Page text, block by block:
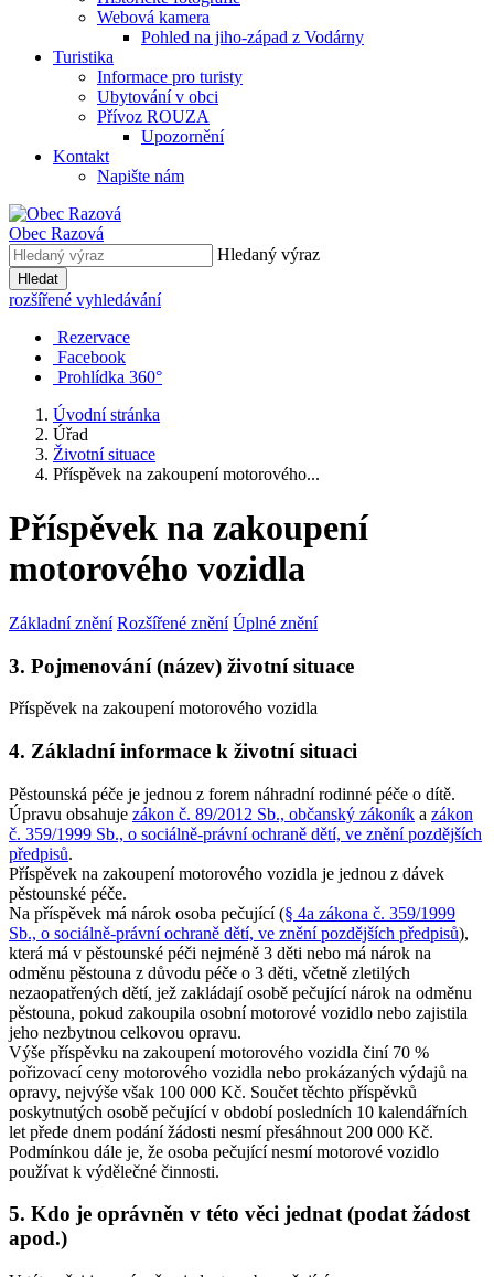
Webová kamera
Pohled na jiho-západ z Vodárny
Turistika
Informace pro turisty
Ubytování v obci
Přívoz ROUZA
Upozornění
Kontakt
Napište nám
Obec Razová
Hledaný výraz
Hledat
rozšířené vyhledávání
Rezervace
Facebook
Prohlídka 360°
Úvodní stránka
Úřad
Životní situace
Příspěvek na zakoupení motorového...
Příspěvek na zakoupení
motorového vozidla
Základní znění Rozšířené znění Úplné znění
3. Pojmenování (název) životní situace
Příspěvek na zakoupení motorového vozidla
4. Základní informace k životní situaci
Pěstounská péče je jednou z forem náhradní rodinné péče o dítě.
Úpravu obsahuje zákon č. 89/2012 Sb., občanský zákoník a zákon
č. 359/1999 Sb., o sociálně-právní ochraně dětí, ve znění pozdějších
předpisů.
Příspěvek na zakoupení motorového vozidla je jednou z dávek
pěstounské péče.
Na příspěvek má nárok osoba pečující (§ 4a zákona č. 359/1999
Sb., o sociálně-právní ochraně dětí, ve znění pozdějších předpisů),
která má v pěstounské péči nejméně 3 děti nebo má nárok na
odměnu pěstouna z důvodu péče o 3 děti, včetně zletilých
nezaopatřených dětí, jež zakládají osobě pečující nárok na odměnu
pěstouna, pokud zakoupila osobní motorové vozidlo nebo zajistila
jeho nezbytnou celkovou opravu.
Výše příspěvku na zakoupení motorového vozidla činí 70 %
pořizovací ceny motorového vozidla nebo prokázaných výdajů na
opravy, nejvýše však 100 000 Kč. Součet těchto příspěvků
poskytnutých osobě pečující v období posledních 10 kalendářních
let přede dnem podání žádosti nesmí přesáhnout 200 000 Kč.
Podmínkou dále je, že osoba pečující nesmí motorové vozidlo
používat k výdělečné činnosti.
5. Kdo je oprávněn v této věci jednat (podat žádost
apod.)